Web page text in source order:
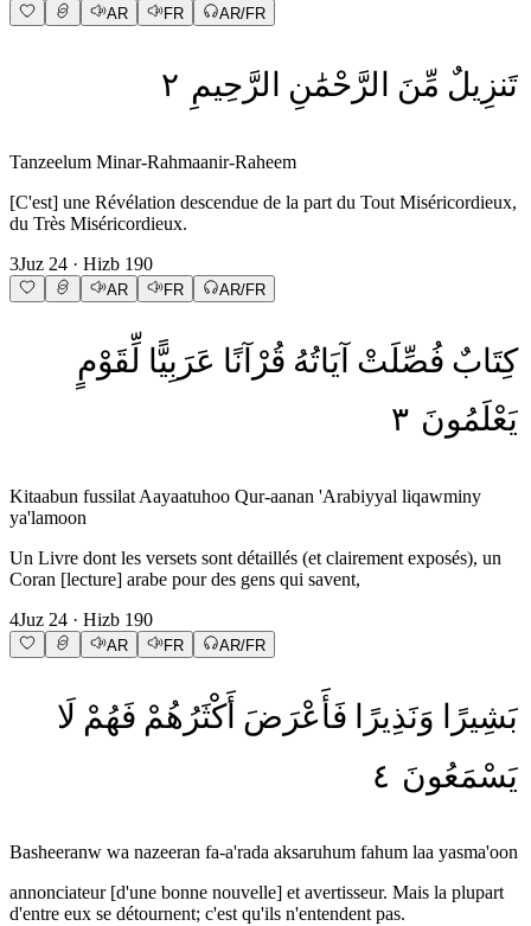
AR FR AR/FR
تَنزِيلٌ مِّنَ الرَّحْمَٰنِ الرَّحِيمِ ٢
Tanzeelum Minar-Rahmaanir-Raheem
[C'est] une Révélation descendue de la part du Tout Miséricordieux,
du Très Miséricordieux.
3Juz 24 · Hizb 190
AR FR AR/FR
كِتَابٌ فُصِّلَتْ آيَاتُهُ قُرْآنًا عَرَبِيًّا لِّقَوْمٍ
يَعْلَمُونَ ٣
Kitaabun fussilat Aayaatuhoo Qur-aanan 'Arabiyyal liqawminy
ya'lamoon
Un Livre dont les versets sont détaillés (et clairement exposés), un
Coran [lecture] arabe pour des gens qui savent,
4Juz 24 · Hizb 190
AR FR AR/FR
بَشِيرًا وَنَذِيرًا فَأَعْرَضَ أَكْثَرُهُمْ فَهُمْ لَا
يَسْمَعُونَ ٤
Basheeranw wa nazeeran fa-a'rada aksaruhum fahum laa yasma'oon
annonciateur [d'une bonne nouvelle] et avertisseur. Mais la plupart
d'entre eux se détournent; c'est qu'ils n'entendent pas.